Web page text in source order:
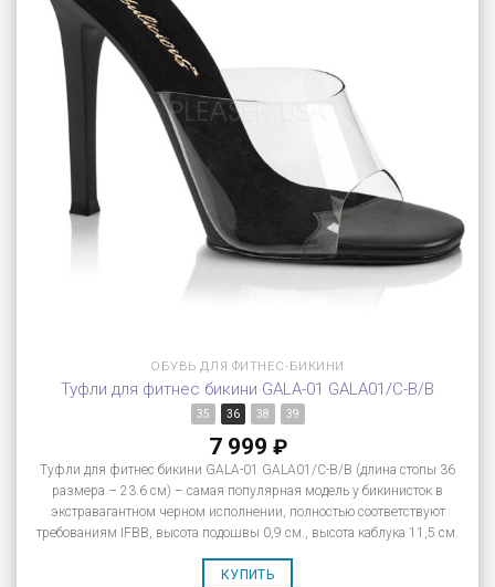
ОБУВЬ ДЛЯ ФИТНЕС-БИКИНИ
Туфли для фитнес бикини GALA-01 GALA01/C-B/B
35 36 38 39
7 999 ₽
Туфли для фитнес бикини GALA-01 GALA01/C-B/B (длина стопы 36
размера – 23.6 см) – самая популярная модель у бикинисток в
экстравагантном черном исполнении, полностью соответствуют
требованиям IFBB, высота подошвы 0,9 см., высота каблука 11,5 см.
КУПИТЬ